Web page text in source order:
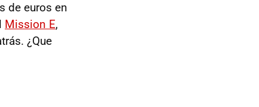
de euros en
Mission E,
¿Que